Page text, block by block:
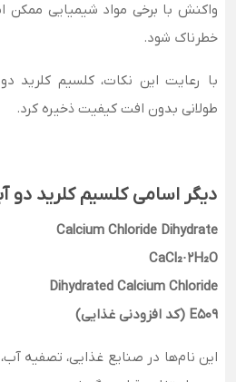
واکنش با برخی مواد شیمیایی ممکن
خطرناک شود.
با رعایت این نکات، کلسیم کلرید
طولانی بدون افت کیفیت ذخیره کرد.
دیگر اسامی کلسیم کلرید دو
Calcium Chloride Dihydrate
CaCl₂·2H₂O
Dihydrated Calcium Chloride
E509 (کد افزودنی غذایی)
این نام‌ها در صنایع غذایی، تصفیه